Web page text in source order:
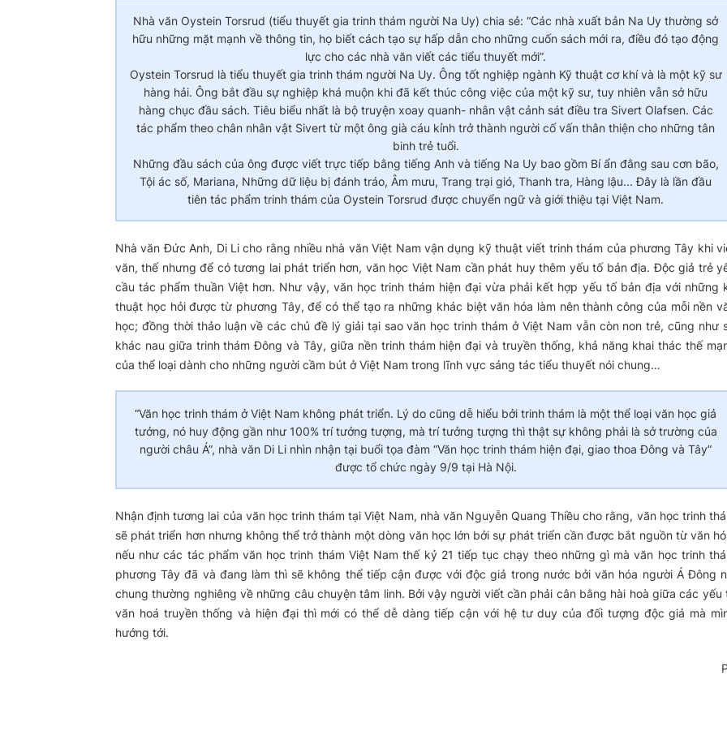
Nhà văn Oystein Torsrud (tiểu thuyết gia trinh thám người Na Uy) chia sẻ: “Các nhà xuất bản Na Uy thường sở
hữu những mặt mạnh về thông tin, họ biết cách tạo sự hấp dẫn cho những cuốn sách mới ra, điều đó tạo động
lực cho các nhà văn viết các tiểu thuyết mới”.
Oystein Torsrud là tiểu thuyết gia trinh thám người Na Uy. Ông tốt nghiệp ngành Kỹ thuật cơ khí và là một kỹ sư
hàng hải. Ông bắt đầu sự nghiệp khá muộn khi đã kết thúc công việc của một kỹ sư, tuy nhiên vẫn sở hữu
hàng chục đầu sách. Tiêu biểu nhất là bộ truyện xoay quanh- nhân vật cảnh sát điều tra Sivert Olafsen. Các
tác phẩm theo chân nhân vật Sivert từ một ông già cáu kỉnh trở thành người cố vấn thân thiện cho những tân
binh trẻ tuổi.
Những đầu sách của ông được viết trực tiếp bằng tiếng Anh và tiếng Na Uy bao gồm Bí ẩn đằng sau cơn bão,
Tội ác số, Mariana, Những dữ liệu bị đánh tráo, Âm mưu, Trang trại gió, Thanh tra, Hàng lậu... Đây là lần đầu
tiên tác phẩm trinh thám của Oystein Torsrud được chuyển ngữ và giới thiệu tại Việt Nam.
Nhà văn Đức Anh, Di Li cho rằng nhiều nhà văn Việt Nam vận dụng kỹ thuật viết trinh thám của phương Tây khi
văn, thế nhưng để có tương lai phát triển hơn, văn học Việt Nam cần phát huy thêm yếu tố bản địa. Độc giả trẻ
cầu tác phẩm thuần Việt hơn. Như vậy, văn học trinh thám hiện đại vừa phải kết hợp yếu tố bản địa với những
thuật học hỏi được từ phương Tây, để có thể tạo ra những khác biệt văn hóa làm nên thành công của mỗi nền
học; đồng thời thảo luận về các chủ đề lý giải tại sao văn học trinh thám ở Việt Nam vẫn còn non trẻ, cũng như
khác nau giữa trinh thám Đông và Tây, giữa nền trinh thám hiện đại và truyền thống, khả năng khai thác thế
của thể loại dành cho những người cầm bút ở Việt Nam trong lĩnh vực sáng tác tiểu thuyết nói chung…
“Văn học trinh thám ở Việt Nam không phát triển. Lý do cũng dễ hiểu bởi trinh thám là một thể loại văn học giả
tưởng, nó huy động gần như 100% trí tưởng tượng, mà trí tưởng tượng thì thật sự không phải là sở trường của
người châu Á”, nhà văn Di Li nhìn nhận tại buổi tọa đàm “Văn học trinh thám hiện đại, giao thoa Đông và Tây”
được tổ chức ngày 9/9 tại Hà Nội.
Nhận định tương lai của văn học trinh thám tại Việt Nam, nhà văn Nguyễn Quang Thiều cho rằng, văn học trinh
sẽ phát triển hơn nhưng không thể trở thành một dòng văn học lớn bởi sự phát triển cần được bắt nguồn từ văn
nếu như các tác phẩm văn học trinh thám Việt Nam thế kỷ 21 tiếp tục chạy theo những gì mà văn học trinh
phương Tây đã và đang làm thì sẽ không thể tiếp cận được với độc giả trong nước bởi văn hóa người Á Đông
chung thường nghiêng về những câu chuyện tâm linh. Bởi vậy người viết cần phải cân bằng hài hoà giữa các yếu
văn hoá truyền thống và hiện đại thì mới có thể dễ dàng tiếp cận với hệ tư duy của đối tượng độc giả mà
hướng tới.